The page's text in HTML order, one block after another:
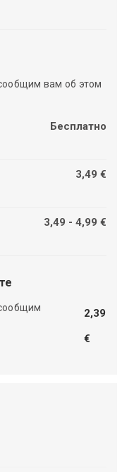
вам об этом
Бесплатно
3,49 €
3,49 - 4,99 €
2,39
€